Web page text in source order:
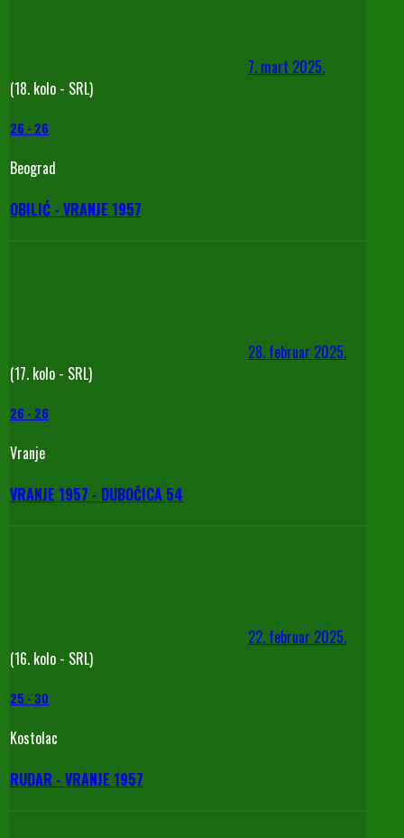
7. mart 2025.
(18. kolo - SRL)
26 - 26
Beograd
OBILIĆ - VRANJE 1957
28. februar 2025.
(17. kolo - SRL)
26 - 26
Vranje
VRANJE 1957 - DUBOČICA 54
22. februar 2025.
(16. kolo - SRL)
25 - 30
Kostolac
RUDAR - VRANJE 1957